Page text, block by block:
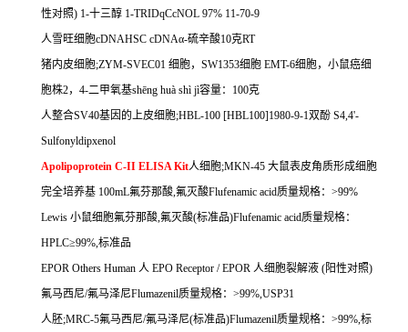
性对照) 1-十三醇 1-TRIDqCcNOL 97% 11-70-9
人雪旺细胞cDNAHSC cDNAα-硫辛酸10克RT
猪内皮细胞;ZYM-SVEC01 细胞， SW1353细胞 EMT-6细胞，小鼠癌细
胞株2， 4-二甲氧基shēng huà shì jì容量： 100克
人整合SV40基因的上皮细胞;HBL-100 [HBL100]1980-9-1双酚 S4,4'-
Sulfonyldipxenol
Apolipoprotein C-II ELISA Kit人细胞;MKN-45 大鼠表皮角质形成细胞
完全培养基 100mL氟芬那酸,氟灭酸Flufenamic acid质量规格： >99%
Lewis 小鼠细胞氟芬那酸,氟灭酸(标准品)Flufenamic acid质量规格：
HPLC≥99%,标准品
EPOR Others Human 人 EPO Receptor / EPOR 人细胞裂解液 (阳性对照)
氟马西尼/氟马泽尼Flumazenil质量规格： >99%,USP31
人胚;MRC-5氟马西尼/氟马泽尼(标准品)Flumazenil质量规格： >99%,标